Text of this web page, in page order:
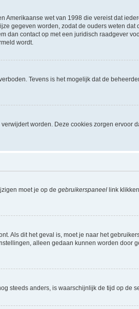
Amerikaanse wet van 1998 die vereist dat
gegeven worden, zodat de ouders weten
contact op met een juridisch raadgever
wordt.
Tevens is het mogelijk dat de
worden. Deze cookies zorgen
moet je op de gebruikerspaneel link
Als dit het geval is, moet je naar het
alleen gedaan kunnen worden
steeds anders, is waarschijnlijk de tijd op de